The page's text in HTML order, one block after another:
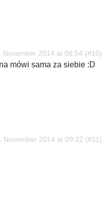
November 2014 at 08:54
mówi sama za siebie :D
November 2014 at 09:22